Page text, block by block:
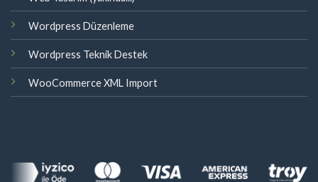
Wordpress Düzenleme
Wordpress Teknik Destek
WooCommerce XML Import